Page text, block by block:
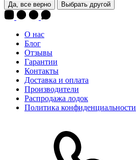
Да, все верно Выбрать другой
О нас
Блог
Отзывы
Гарантии
Контакты
Доставка и оплата
Производители
Распродажа лодок
Политика конфиденциальности